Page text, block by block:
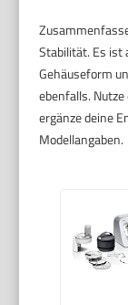
Stabilität. Es ist
Gehäuseform
ebenfalls.
ergänze deine
Modellangaben.